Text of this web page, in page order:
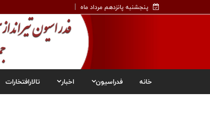
پنجشنبه پانزدهم مرداد ماه
خانه فدراسیون اخبار تالارافتخارات